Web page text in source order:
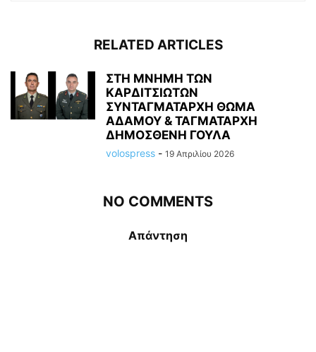
RELATED ARTICLES
ΣΤΗ ΜΝΗΜΗ ΤΩΝ
ΚΑΡΔΙΤΣΙΩΤΩΝ
ΣΥΝΤΑΓΜΑΤΑΡΧΗ ΘΩΜΑ
ΑΔΑΜΟΥ & ΤΑΓΜΑΤΑΡΧΗ
ΔΗΜΟΣΘΕΝΗ ΓΟΥΛΑ
volospress - 19 Απριλίου 2026
NO COMMENTS
Απάντηση